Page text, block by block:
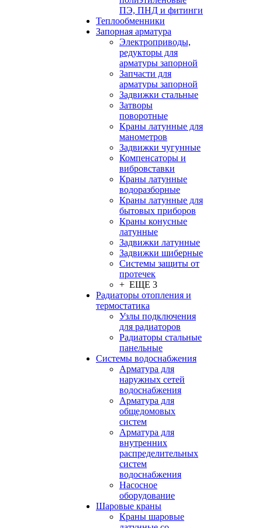
ПЭ, ПНД и фитинги
Теплообменники
Запорная арматура
Электроприводы,
редукторы для
арматуры запорной
Запчасти для
арматуры запорной
Задвижки стальные
Затворы
поворотные
Краны латунные для
манометров
Задвижки чугунные
Компенсаторы и
вибровставки
Краны латунные
водоразборные
Краны латунные для
бытовых приборов
Краны конусные
латунные
Задвижки латунные
Задвижки шиберные
Системы защиты от
протечек
+ ЕЩЕ 3
Радиаторы отопления и
термостатика
Узлы подключения
для радиаторов
Радиаторы стальные
панельные
Системы водоснабжения
Арматура для
наружных сетей
водоснабжения
Арматура для
общедомовых
систем
Арматура для
внутренних
распределительных
систем
водоснабжения
Насосное
оборудование
Шаровые краны
Краны шаровые